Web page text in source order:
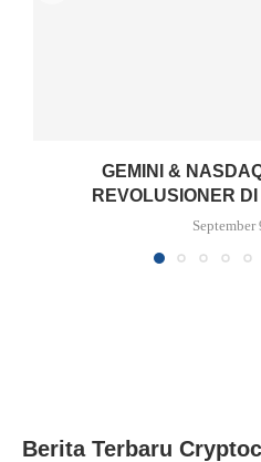
GEMINI &
REVOLUSIONER
September
Berita Terbaru